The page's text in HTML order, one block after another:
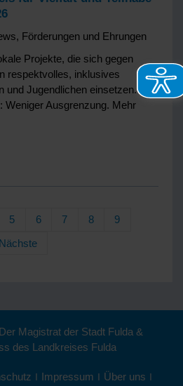
, Förderungen und Ehrungen
Projekte, die sich gegen
respektvolles, inklusives
und Jugendlichen einsetzen.
Weniger Ausgrenzung. Mehr
5 6 7 8
9
Nächste
Der Magistrat der Stadt Fulda &
des Landkreises Fulda
| Impressum | Über uns |